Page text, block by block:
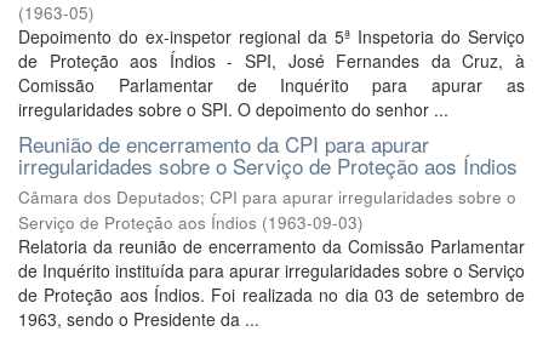
(1963-05)
Depoimento do ex-inspetor regional da 5ª Inspetoria do Serviço
de Proteção aos Índios - SPI, José Fernandes da Cruz, à
Comissão Parlamentar de Inquérito para apurar as
irregularidades sobre o SPI. O depoimento do senhor ...
Reunião de encerramento da CPI para apurar
irregularidades sobre o Serviço de Proteção aos Índios
Câmara dos Deputados; CPI para apurar irregularidades sobre o
Serviço de Proteção aos Índios (1963-09-03)
Relatoria da reunião de encerramento da Comissão Parlamentar
de Inquérito instituída para apurar irregularidades sobre o Serviço
de Proteção aos Índios. Foi realizada no dia 03 de setembro de
1963, sendo o Presidente da ...